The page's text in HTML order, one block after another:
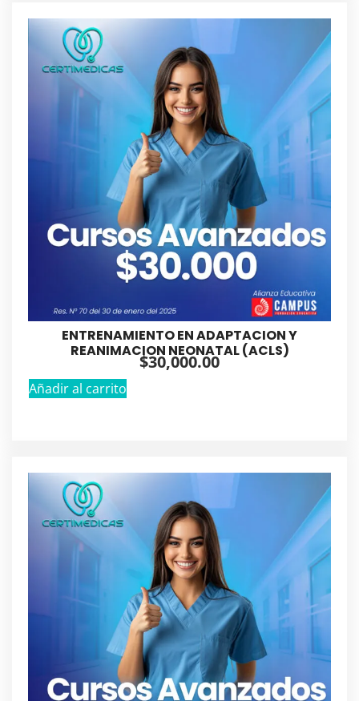
ENTRENAMIENTO EN ADAPTACION Y
REANIMACION NEONATAL (ACLS)
$30,000.00
Añadir al carrito